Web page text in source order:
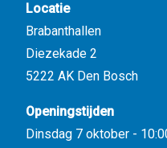
Locatie
Brabanthallen
Diezekade 2
5222 AK Den Bosch
Openingstijden
Dinsdag 7 oktober -